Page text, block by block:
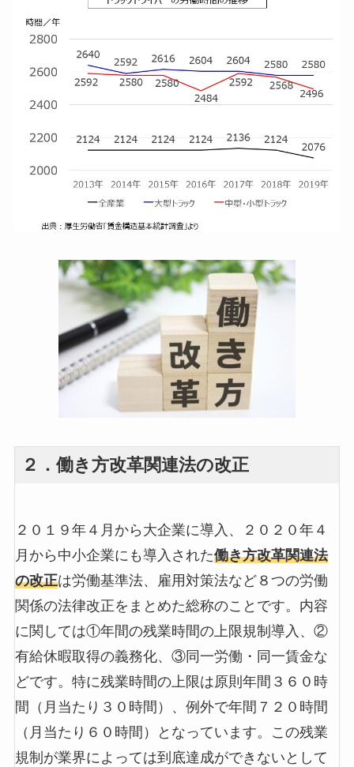
２．働き方改革関連法の改正
２０１９年４月から大企業に導入、２０２０年４
月から中小企業にも導入された働き方改革関連法
の改正は労働基準法、雇用対策法など８つの労働
関係の法律改正をまとめた総称のことです。内容
に関しては①年間の残業時間の上限規制導入、②
有給休暇取得の義務化、③同一労働・同一賃金な
どです。特に残業時間の上限は原則年間３６０時
間（月当たり３０時間）、例外で年間７２０時間
（月当たり６０時間）となっています。この残業
規制が業界によっては到底達成ができないとして